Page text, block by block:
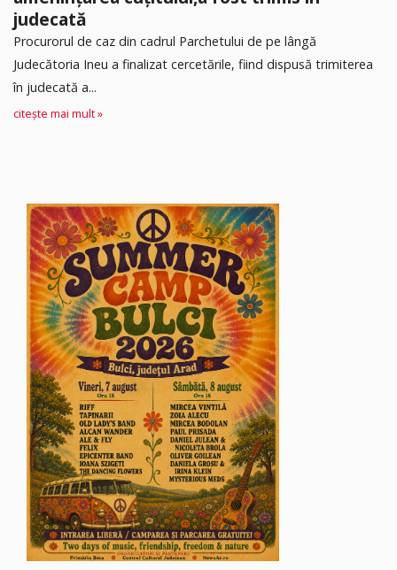
judecată
Procurorul de caz din cadrul Parchetului de pe lângă
Judecătoria Ineu a finalizat cercetările, fiind dispusă trimiterea
în judecată a...
citește mai mult »